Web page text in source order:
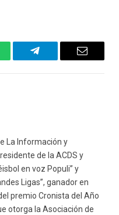
Telegram Email
La Información y
de la ACDS y
en voz Populi” y
Ligas”, ganador en
premio Cronista del Año
otorga la Asociación de